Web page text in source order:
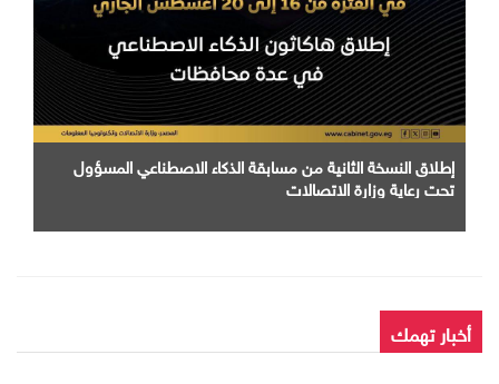
إطلاق النسخة الثانية من مسابقة الذكاء الاصطناعي المسؤول
تحت رعاية وزارة الاتصالات
أخبار تهمك